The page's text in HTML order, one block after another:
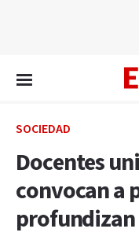
SOCIEDAD
Docentes
convocan a
profundizan